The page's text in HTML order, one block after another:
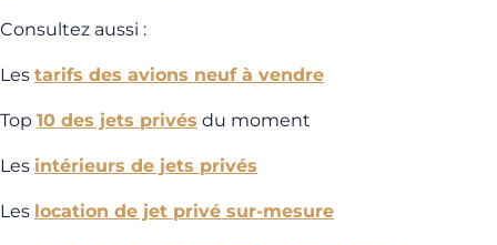
Consultez aussi :
Les tarifs des avions neuf à vendre
Top 10 des jets privés du moment
Les intérieurs de jets privés
Les location de jet privé sur-mesure